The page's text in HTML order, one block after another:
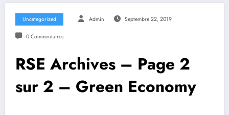
Uncategorized Admin Septembre 22, 2019
0 Commentaires
RSE Archives – Page 2
sur 2 – Green Economy